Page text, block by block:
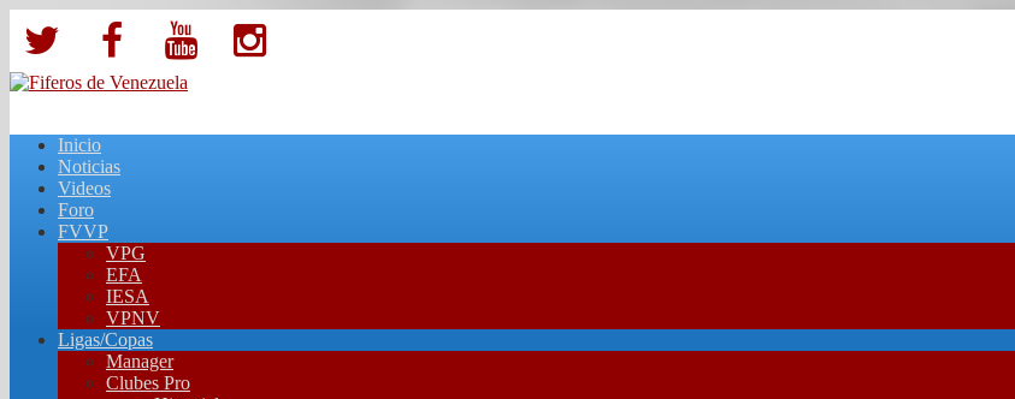
Inicio
Noticias
Videos
Foro
FVVP
VPG
EFA
IESA
VPNV
Ligas/Copas
Manager
Clubes Pro